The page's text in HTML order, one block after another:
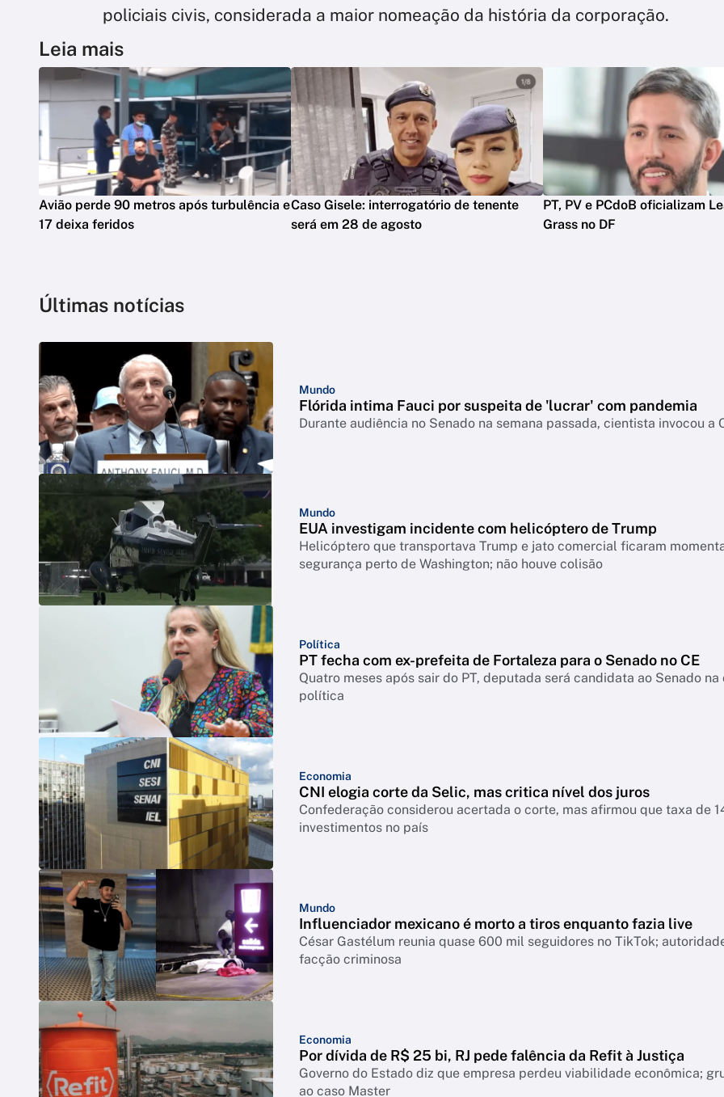
policiais civis, considerada a maior nomeação da história da corporação.
Leia mais
Avião perde 90 metros após turbulência e
17 deixa feridos
Caso Gisele: interrogatório de tenente
será em 28 de agosto
PT, PV e PCdoB oficializam
Grass no DF
Últimas notícias
Mundo
Flórida intima Fauci por suspeita de 'lucrar' com pandemia
Durante audiência no Senado na semana passada, cientista invocou
Mundo
EUA investigam incidente com helicóptero de Trump
Helicóptero que transportava Trump e jato comercial ficaram
segurança perto de Washington; não houve colisão
Política
PT fecha com ex-prefeita de Fortaleza para o Senado no CE
Quatro meses após sair do PT, deputada será candidata ao Senado
política
Economia
CNI elogia corte da Selic, mas critica nível dos juros
Confederação considerou acertada o corte, mas afirmou que taxa de 14% continua pressionando empresas,
investimentos no país
Mundo
Influenciador mexicano é morto a tiros enquanto fazia live
César Gastélum reunia quase 600 mil seguidores no TikTok;
facção criminosa
Economia
Por dívida de R$ 25 bi, RJ pede falência da Refit à Justiça
Governo do Estado diz que empresa perdeu viabilidade econômica;
ao caso Master